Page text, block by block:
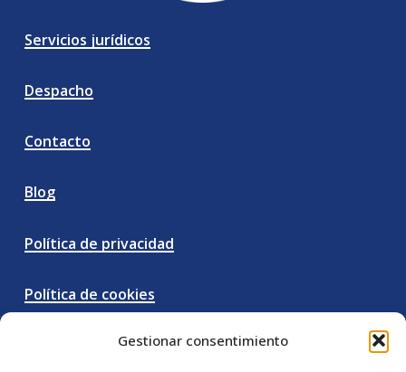
Gestionar consentimiento
Servicios jurídicos
Despacho
Contacto
Blog
Política de privacidad
Política de cookies
Términos y condiciones